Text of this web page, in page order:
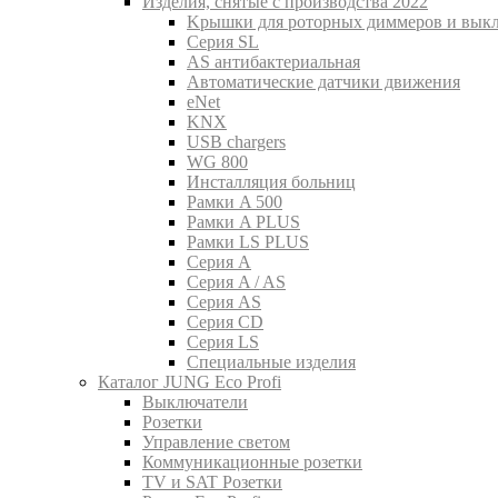
Kрышки для роторных диммеров и
Серия SL
AS антибактериальная
Aвтоматические датчики движения
eNet
KNX
USB chargers
WG 800
Инсталляция больниц
Рамки A 500
Рамки A PLUS
Рамки LS PLUS
Серия A
Серия A / AS
Серия AS
Серия CD
Серия LS
Специальные изделия
Каталог JUNG Eco Profi
Выключатели
Розетки
Управление светом
Коммуникационные розетки
TV и SAT Розетки